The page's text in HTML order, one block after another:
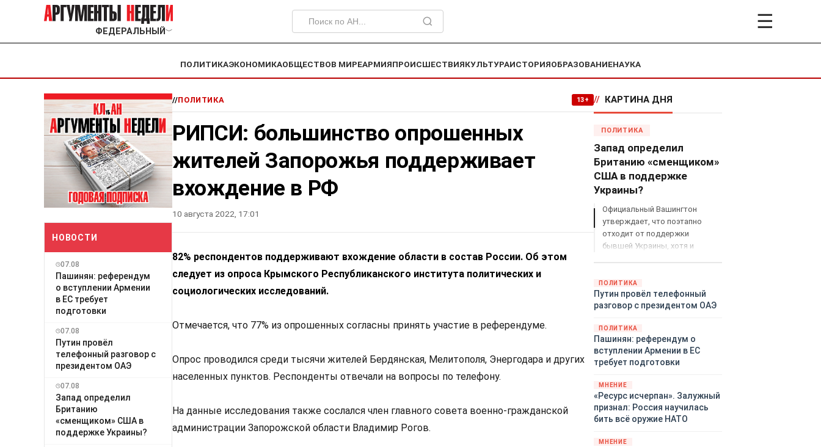
ФЕДЕРАЛЬНЫЙ ﹀ ☰
ПОЛИТИКАЭКОНОМИКАОБЩЕСТВОВ МИРЕАРМИЯПРОИСШЕСТВИЯКУЛЬТУРАИСТОРИЯОБРАЗОВАНИЕНАУКА
НОВОСТИ
07.08
Пашинян: референдум
о вступлении Армении
в ЕС требует
подготовки
07.08
Путин провёл
телефонный разговор с
президентом ОАЭ
07.08
Запад определил
Британию
«сменщиком» США в
поддержке Украины?
//ПОЛИТИКА 13+
РИПСИ: большинство опрошенных
жителей Запорожья поддерживает
вхождение в РФ
10 августа 2022, 17:01
82% респондентов поддерживают вхождение области в состав России. Об этом
следует из опроса Крымского Республиканского института политических и
социологических исследований.
Отмечается, что 77% из опрошенных согласны принять участие в референдуме.
Опрос проводился среди тысячи жителей Бердянская, Мелитополя, Энергодара и других
населенных пунктов. Респонденты отвечали на вопросы по телефону.
На данные исследования также сослался член главного совета военно-гражданской
администрации Запорожской области Владимир Рогов.
// КАРТИНА ДНЯ
ПОЛИТИКА
Запад определил
Британию «сменщиком»
США в поддержке
Украины?
Официальный Вашингтон
утверждает, что поэтапно
отходит от поддержки
бывшей Украины, хотя и
закупленное ранее оружие.
Также американская
администрация скидывает на
киевского режима оружием,
которое стремится продавать
всем новым снабженцам.
Однако часто возникают
предположения о возможном
«сменщике» американцев на
этом позорном посту.
Рассмотрим, кто же рвётся на
ПОЛИТИКА
Путин провёл телефонный
разговор с президентом ОАЭ
ПОЛИТИКА
Пашинян: референдум о
вступлении Армении в ЕС
требует подготовки
МНЕНИЕ
«Ресурс исчерпан». Залужный
признал: Россия научилась
бить всё оружие НАТО
МНЕНИЕ